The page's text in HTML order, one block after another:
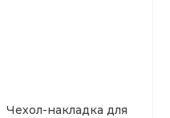
Чехол-накладка для